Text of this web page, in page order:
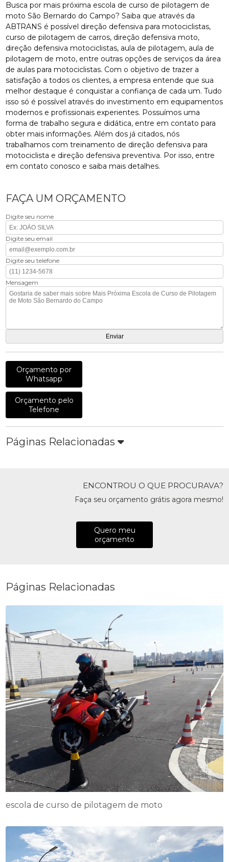
Busca por mais próxima escola de curso de pilotagem de
moto São Bernardo do Campo? Saiba que através da
ABTRANS é possível direção defensiva para motociclistas,
curso de pilotagem de carros, direção defensiva moto,
direção defensiva motociclistas, aula de pilotagem, aula de
pilotagem de moto, entre outras opções de serviços da área
de aulas para motociclistas. Com o objetivo de trazer a
satisfação a todos os clientes, a empresa entende que sua
melhor destaque é conquistar a confiança de cada um. Tudo
isso só é possível através do investimento em equipamentos
modernos e profissionais experientes. Possuímos uma
forma de trabalho segura e didática, entre em contato para
obter mais informações. Além dos já citados, nós
trabalhamos com treinamento de direção defensiva para
motociclista e direção defensiva preventiva. Por isso, entre
em contato conosco e saiba mais detalhes.
FAÇA UM ORÇAMENTO
Digite seu nome
Digite seu email
Digite seu telefone
Mensagem
Orçamento por
Whatsapp
Orçamento pelo
Telefone
Páginas Relacionadas
ENCONTROU O QUE PROCURAVA?
Faça seu orçamento grátis agora mesmo!
Quero meu
orçamento
Páginas Relacionadas
escola de curso de pilotagem de moto